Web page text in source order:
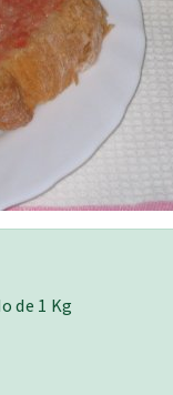
de 1 Kg